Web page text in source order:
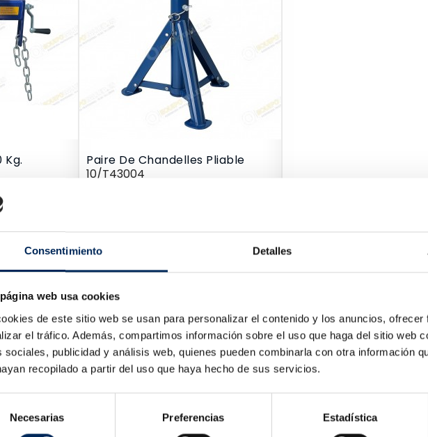
Consentimiento Detalles
web usa cookies
de este sitio web se usan para personalizar el contenido y los anuncios,
el tráfico. Además, compartimos información sobre el uso que haga del sitio web
sociales, publicidad y análisis web, quienes pueden combinarla con otra información
recopilado a partir del uso que haya hecho de sus servicios.
Necesarias Preferencias Estadística
Kg.
Paire De Chandelles Pliable
10/T43004
A Huile